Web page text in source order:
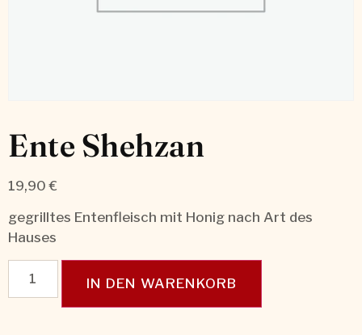
Ente Shehzan
19,90€
gegrilltes Entenfleisch mit Honig nach Art des
Hauses
IN DEN WARENKORB